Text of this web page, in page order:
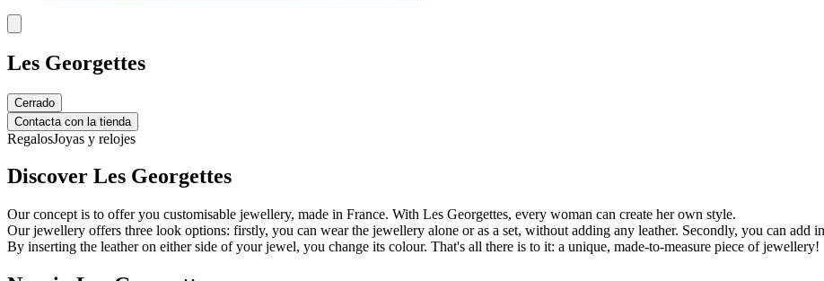
Les Georgettes
Cerrado
Contacta con la tienda
RegalosJoyas y relojes
Discover Les Georgettes
Our concept is to offer you customisable jewellery, made in France. With Les Georgettes, every woman can create her own style.
Our jewellery offers three look options: firstly, you can wear the jewellery alone or as a set, without adding any leather. Secondly, you can add
By inserting the leather on either side of your jewel, you change its colour. That's all there is to it: a unique, made-to-measure piece of jewellery!